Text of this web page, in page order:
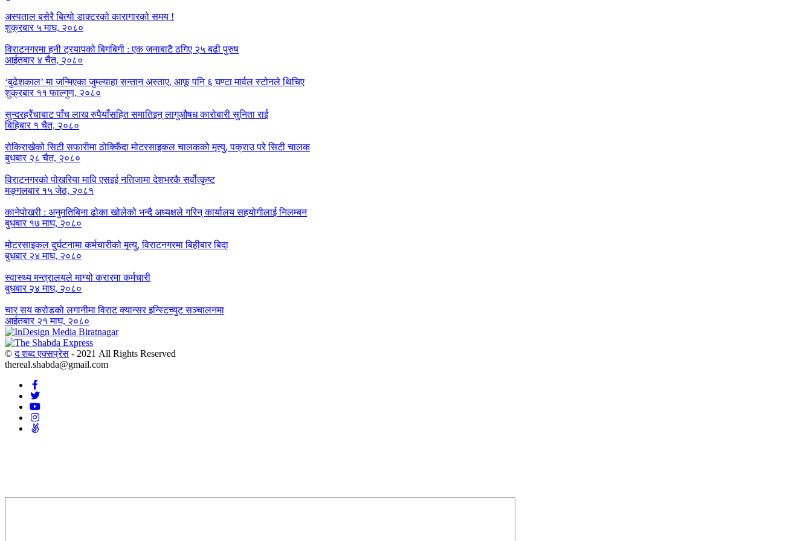
अस्पताल बसेरै बित्यो डाक्टरको कारागारको समय !
शुक्रबार ५ माघ, २०८०
विराटनगरमा हनी ट्रयापको बिगबिगी : एक जनाबाटै ठगिए २५ बढी पुरुष
आईतबार ४ चैत, २०८०
‘बुढेशकाल’ मा जन्मिएका जुम्ल्याहा सन्तान अस्ताए, आफू पनि ६ घण्टा मार्वल स्टोनले थिचिए
शुक्रबार ११ फाल्गुण, २०८०
सुन्दरहरैंचाबाट पाँच लाख रुपैयाँसहित समातिइन् लागुऔषध कारोबारी सुनिता राई
बिहिबार १ चैत, २०८०
रोकिराखेको सिटी सफारीमा ठोक्किँदा मोटरसाइकल चालकको मृत्यु, पक्राउ परे सिटी चालक
बुधबार २८ चैत, २०८०
विराटनगरको पोखरिया मावि एसइई नतिजामा देशभरकै सर्वोत्कृष्ट
मङ्गलबार १५ जेठ, २०८१
कानेपोखरी : अनुमतिबिना ढोका खोलेको भन्दै अध्यक्षले गरिन् कार्यालय सहयोगीलाई निलम्बन
बुधबार १७ माघ, २०८०
मोटरसाइकल दुर्घटनामा कर्मचारीको मृत्यु, विराटनगरमा बिहीबार बिदा
बुधबार २४ माघ, २०८०
स्वास्थ्य मन्त्रालयले माग्यो करारमा कर्मचारी
बुधबार २४ माघ, २०८०
चार सय करोडको लगानीमा विराट क्यान्सर इन्स्टिच्युट सञ्चालनमा
आईतबार २१ माघ, २०८०
©द शब्द एक्सप्रेस - 2021 All Rights Reserved
thereal.shabda@gmail.com